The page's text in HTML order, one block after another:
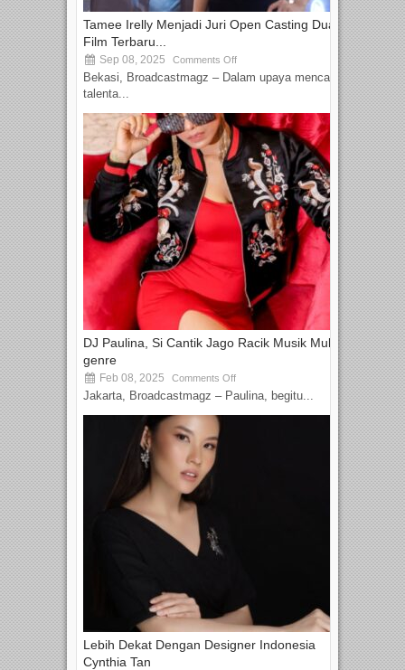
Tamee Irelly Menjadi Juri Open Casting Dua
Film Terbaru...
Sep 08, 2025 Comments Off
Bekasi, Broadcastmagz – Dalam upaya mencari
talenta...
DJ Paulina, Si Cantik Jago Racik Musik Multi-
genre
Feb 08, 2025 Comments Off
Jakarta, Broadcastmagz – Paulina, begitu...
Lebih Dekat Dengan Designer Indonesia
Cynthia Tan